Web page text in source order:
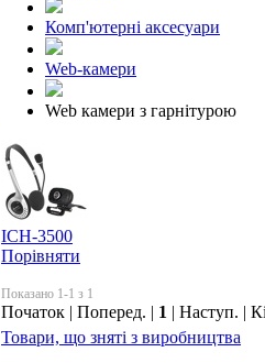
Комп'ютерні аксесуари
Web-камери
Web камери з гарнітурою
ICH-3500
Порівняти
Показано 1-1 з 1
Початок | Поперед. | 1 | Наступ. |
Товари, що зняті з виробництва